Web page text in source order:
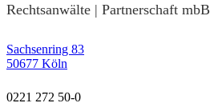
Rechtsanwälte | Partnerschaft mbB
Sachsenring 83
50677 Köln
0221 272 50-0